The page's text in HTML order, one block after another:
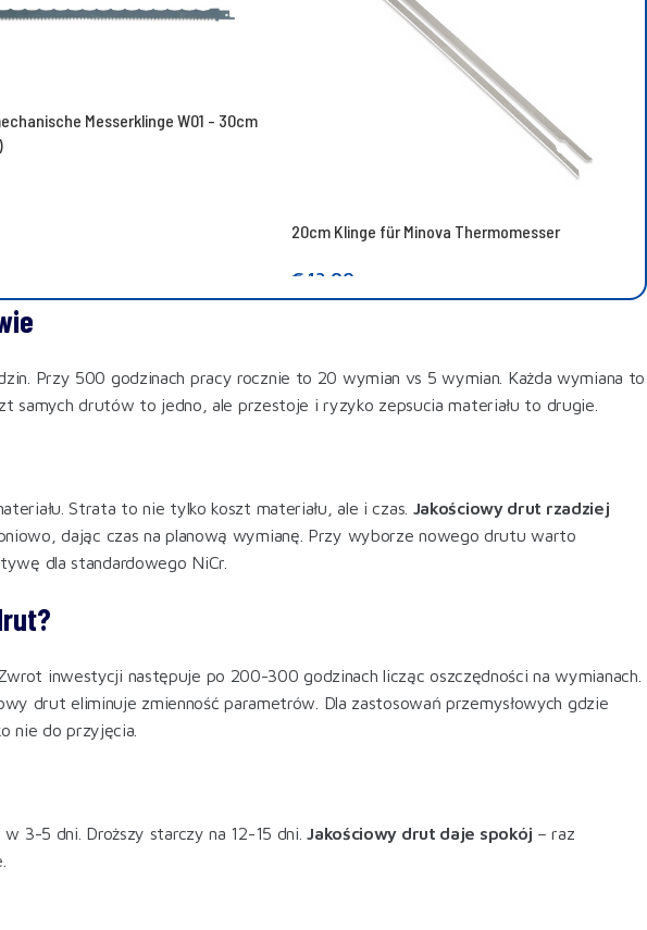
Messerklinge W01 - 30cm
20cm Klinge für Minova Thermomesser
€13,00
Przy 500 godzinach pracy rocznie to 20 wymian vs 5 wymian. Każda wymiana to
samych drutów to jedno, ale przestoje i ryzyko zepsucia materiału to drugie.
Strata to nie tylko koszt materiału, ale i czas. Jakościowy drut rzadziej
dając czas na planową wymianę. Przy wyborze nowego drutu warto
dla standardowego NiCr.
Zwrot inwestycji następuje po 200-300 godzinach licząc oszczędności na wymianach.
drut eliminuje zmienność parametrów. Dla zastosowań przemysłowych gdzie
nie do przyjęcia.
3-5 dni. Droższy starczy na 12-15 dni.Jakościowy drut daje spokój – raz